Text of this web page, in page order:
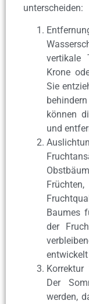
unterscheiden:
vertikale
Krone
Sie
können
und
Baumes
der
Korrektur
Der
werden,